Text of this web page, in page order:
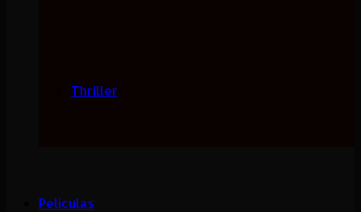
Thriller
Peliculas